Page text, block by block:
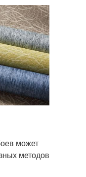
может
методов